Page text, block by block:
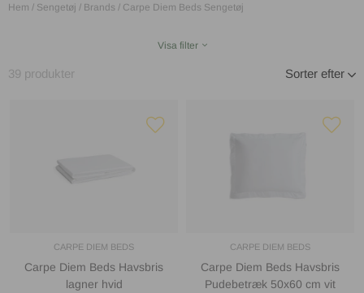
Hem / Sengetøj / Brands / Carpe Diem Beds Sengetøj
Visa filter
39 produkter Sorter efter
CARPE DIEM BEDS
Carpe Diem Beds Havsbris
lagner hvid
CARPE DIEM BEDS
Carpe Diem Beds Havsbris
Pudebetræk 50x60 cm vit